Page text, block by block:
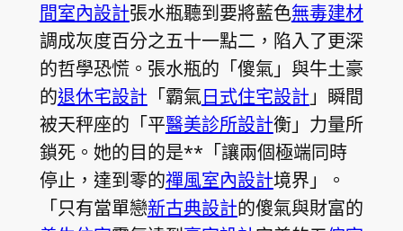
間室內設計張水瓶聽到要將藍色無毒建材
調成灰度百分之五十一點二，陷入了更深
的哲學恐慌。張水瓶的「傻氣」與牛土豪
的退休宅設計 「霸氣日式住宅設計 」瞬間
被天秤座的「平醫美診所設計衡」力量所
鎖死。她的目的是**「讓兩個極端同時
停止，達到零的禪風室內設計境界」。
「只有當單戀新古典設計的傻氣與財富的